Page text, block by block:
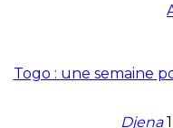
Togo : une semaine
Djena